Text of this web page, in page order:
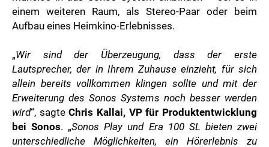
einem weiteren Raum, als Stereo-Paar oder beim
Aufbau eines Heimkino-Erlebnisses.
„Wir sind der Überzeugung, dass der erste
Lautsprecher, der in Ihrem Zuhause einzieht, für sich
allein bereits vollkommen klingen sollte und mit der
Erweiterung des Sonos Systems noch besser werden
wird“, sagteChris Kallai, VP für Produktentwicklung
bei Sonos. „Sonos Play und Era 100 SL bieten zwei
unterschiedliche Möglichkeiten, ein Hörerlebnis zu